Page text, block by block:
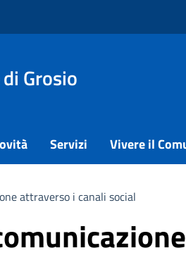
Grosio
Servizi Vivere il
attraverso i canali social